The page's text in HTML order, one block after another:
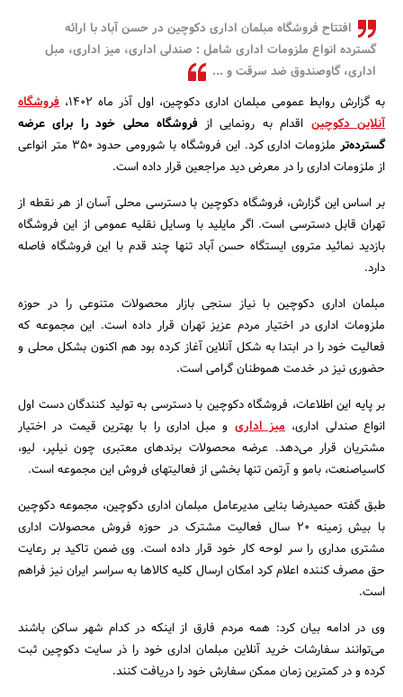
جستجو
افتتاح فروشگاه مبلمان اداری دکوچین در حسن آباد با ارائه
گسترده انواع ملزومات اداری شامل : صندلی اداری، میز اداری، مبل
اداری، گاوصندوق ضد سرقت و ...
به گزارش روابط عمومی مبلمان اداری دکوچین، اول آذر ماه 1402،
فروشگاه
آنلاین دکوچین اقدام به رونمایی از فروشگاه محلی خود را برای عرضه
گسترده‌تر
ملزومات اداری کرد. این فروشگاه با شورومی حدود 350 متر انواعی
از ملزومات اداری را در معرض دید مراجعین قرار داده است.
بر اساس این گزارش، فروشگاه دکوچین با دسترسی محلی آسان از هر نقطه از
تهران قابل دسترسی است. اگر مایلید با وسایل نقلیه عمومی از این فروشگاه
بازدید نمائید متروی ایستگاه حسن آباد تنها چند قدم با این فروشگاه فاصله
دارد.
مبلمان اداری دکوچین با نیاز سنجی بازار محصولات متنوعی را در حوزه
ملزومات اداری در اختیار مردم عزیز تهران قرار داده است. این مجموعه که
فعالیت خود را در ابتدا به شکل آنلاین آغاز کرده بود هم اکنون بشکل محلی و
حضوری نیز در خدمت هموطنان گرامی است.
بر پایه این اطلاعات، فروشگاه دکوچین با دسترسی به تولید کنندگان دست اول
انواع صندلی اداری، میز اداری و مبل اداری را با بهترین قیمت در اختیار
مشتریان قرار می‌دهد. عرضه محصولات برندهای معتبری چون نیلپر، لیو،
کاسیاصنعت، بامو و آرتمن تنها بخشی از فعالیتهای فروش این مجموعه است.
طبق گفته حمیدرضا بنایی مدیرعامل مبلمان اداری دکوچین، مجموعه دکوچین
با بیش زمینه 20 سال فعالیت مشترک در حوزه فروش محصولات اداری
مشتری مداری را سر لوحه کار خود قرار داده است. وی ضمن تاکید بر رعایت
حق مصرف کننده اعلام کرد امکان ارسال کلیه کالاها به سراسر ایران نیز فراهم
است.
وی در ادامه بیان کرد: همه مردم فارق از اینکه در کدام شهر ساکن باشند
می‌توانند سفارشات خرید آنلاین مبلمان اداری خود را ذر سایت دکوچین ثبت
کرده و در کمترین زمان ممکن سفارش خود را دریافت کنند.